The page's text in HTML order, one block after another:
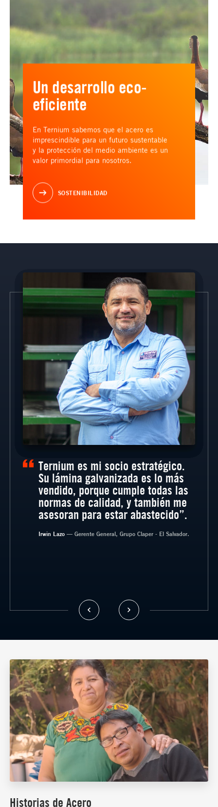
Un desarrollo eco-
eficiente
En Ternium sabemos que el acero es
imprescindible para un futuro sustentable
y la protección del medio ambiente es un
valor primordial para nosotros.
SOSTENIBILIDAD
— Sub Gerente Administrativo,
Ternium es mi socio estratégico.
Su lámina galvanizada es lo más
vendido, porque cumple todas las
normas de calidad, y también me
asesoran para estar abastecido”.
Irwin Lazo— Gerente General, Grupo Claper - El Salvador.
— Gerente de Ventas, Aceros de Guatemala.
— Gerente General, CORASA, Guatemala.
— Tecnometales, Costa Rica.
Historias de Acero